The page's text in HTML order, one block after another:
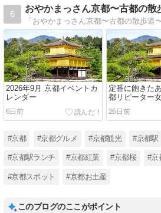
6
おやかまっさん京都〜古都の散
2026年9月 京都イベントカ
レンダー
6日前
定番に飽きた
都リピーター
隠れ家穴場ス
26日前
#京都 #京都グルメ #京都観光 #京都駅
#京都駅ランチ #京都紅葉 #京都桜 #京
#京都スポット #京都お土産
このブログのここがポイント